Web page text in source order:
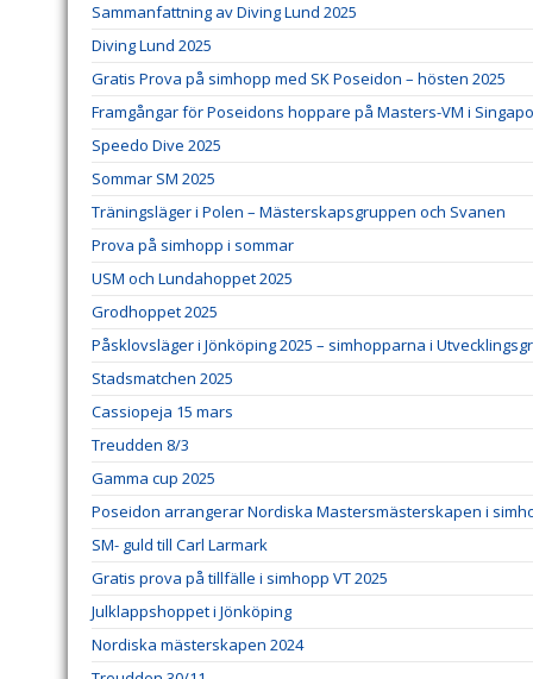
Sammanfattning av Diving Lund 2025
Diving Lund 2025
Gratis Prova på simhopp med SK Poseidon – hösten 2025
Framgångar för Poseidons hoppare på Masters-VM i
Speedo Dive 2025
Sommar SM 2025
Träningsläger i Polen – Mästerskapsgruppen och Svanen
Prova på simhopp i sommar
USM och Lundahoppet 2025
Grodhoppet 2025
Påsklovsläger i Jönköping 2025 – simhopparna i
Stadsmatchen 2025
Cassiopeja 15 mars
Treudden 8/3
Gamma cup 2025
Poseidon arrangerar Nordiska Mastersmästerskapen i
SM- guld till Carl Larmark
Gratis prova på tillfälle i simhopp VT 2025
Julklappshoppet i Jönköping
Nordiska mästerskapen 2024